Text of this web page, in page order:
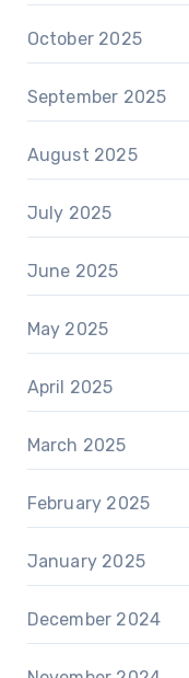
October 2025
September 2025
August 2025
July 2025
June 2025
May 2025
April 2025
March 2025
February 2025
January 2025
December 2024